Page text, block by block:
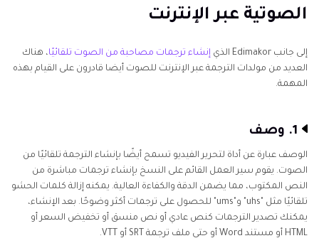
الصوتية عبر الإنترنت
إلى جانب Edimakor الذي إنشاء ترجمات مصاحبة من الصوت تلقائيًا، هناك
العديد من مولدات الترجمة عبر الإنترنت للصوت أيضا قادرون على القيام بهذه
المهمة.
1. وصف
الوصف عبارة عن أداة لتحرير الفيديو تسمح أيضًا بإنشاء الترجمة تلقائيًا من
الصوت. يقوم سير العمل القائم على النسخ بإنشاء ترجمات مباشرة من
النص المكتوب، مما يضمن الدقة والكفاءة العالية. يمكنه إزالة كلمات الحشو
تلقائيًا مثل "uhs" و"ums" للحصول على ترجمات أكثر وضوحًا. بعد الإنشاء،
يمكنك تصدير الترجمات كنص عادي أو نص منسق أو تخفيض السعر أو
HTML أو مستند Word أو حتى ملف ترجمة SRT أو VTT.